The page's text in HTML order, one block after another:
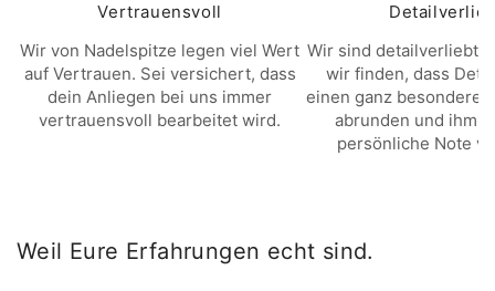
Vertrauensvoll
Wir von Nadelspitze legen viel Wert
auf Vertrauen. Sei versichert, dass
dein Anliegen bei uns immer
vertrauensvoll bearbeitet wird.
Wir sind detailverliebt.
wir finden, dass
einen ganz
abrunden und ihm
persönliche Note
Weil Eure Erfahrungen echt sind.